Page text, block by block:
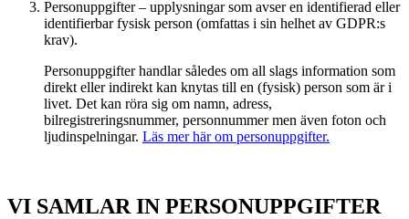
Personuppgifter – upplysningar som avser en identifierad eller
identifierbar fysisk person (omfattas i sin helhet av GDPR:s
krav).
Personuppgifter handlar således om all slags information som
direkt eller indirekt kan knytas till en (fysisk) person som är i
livet. Det kan röra sig om namn, adress,
bilregistreringsnummer, personnummer men även foton och
ljudinspelningar. Läs mer här om personuppgifter.
VI SAMLAR IN PERSONUPPGIFTER